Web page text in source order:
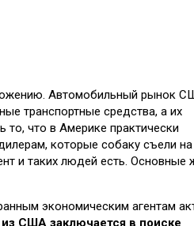
Автомобильный рынок
транспортные средства, а их
то, что в Америке практически
которые собаку съели на
и таких людей есть. Основные
экономическим агентам
США заключается в поиске